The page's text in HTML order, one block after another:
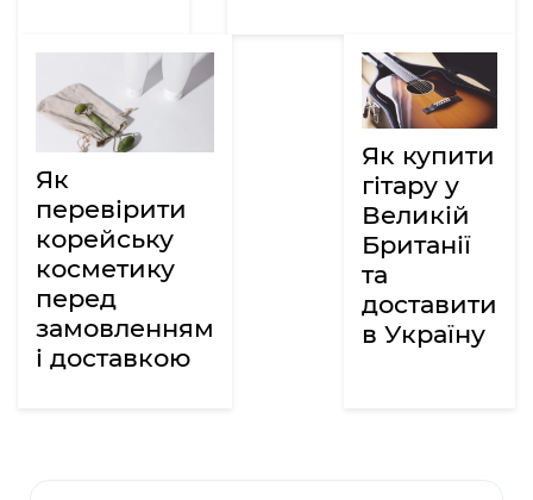
Як
перевірити
корейську
косметику
перед
замовленням
і доставкою
Як купити
гітару у
Великій
Британії
та
доставити
в Україну